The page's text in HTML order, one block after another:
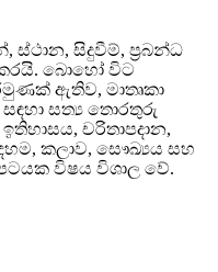
ස්ථාන, සිදුවීම්, ප්‍රබන්ධ
බොහෝ විට
ඇතිව, මාතෘකා
සත්‍ය තොරතුරු
චරිතාපදාන,
කලාව, සෞඛ්‍යය සහ
විෂය විශාල වේ.